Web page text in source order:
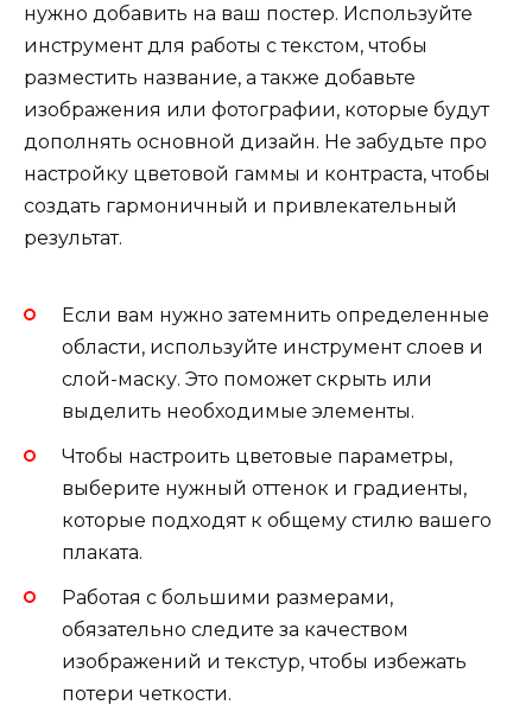
нужно добавить на ваш постер. Используйте
инструмент для работы с текстом, чтобы
разместить название, а также добавьте
изображения или фотографии, которые будут
дополнять основной дизайн. Не забудьте про
настройку цветовой гаммы и контраста, чтобы
создать гармоничный и привлекательный
результат.
Если вам нужно затемнить определенные
области, используйте инструмент слоев и
слой-маску. Это поможет скрыть или
выделить необходимые элементы.
Чтобы настроить цветовые параметры,
выберите нужный оттенок и градиенты,
которые подходят к общему стилю вашего
плаката.
Работая с большими размерами,
обязательно следите за качеством
изображений и текстур, чтобы избежать
потери четкости.